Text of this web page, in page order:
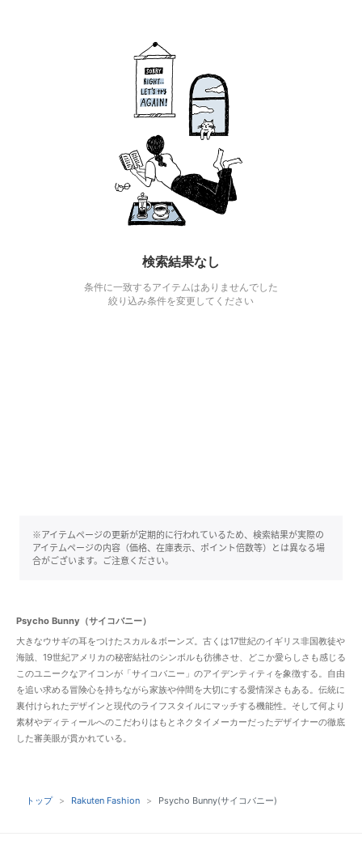
検索結果なし
条件に一致するアイテムはありませんでした
絞り込み条件を変更してください
※アイテムページの更新が定期的に行われているため、検索結果が実際の
アイテムページの内容（価格、在庫表示、ポイント倍数等）とは異なる場
合がございます。ご注意ください。
Psycho Bunny（サイコバニー）
大きなウサギの耳をつけたスカル＆ボーンズ。古くは17世紀のイギリス非国教徒や
海賊、19世紀アメリカの秘密結社のシンボルも彷彿させ、どこか愛らしさも感じる
このユニークなアイコンが「サイコバニー」のアイデンティティを象徴する。自由
を追い求める冒険心を持ちながら家族や仲間を大切にする愛情深さもある。伝統に
裏付けられたデザインと現代のライフスタイルにマッチする機能性。そして何より
素材やディティールへのこだわりはもとネクタイメーカーだったデザイナーの徹底
した審美眼が貫かれている。
トップ Rakuten Fashion Psycho Bunny(サイコバニー)